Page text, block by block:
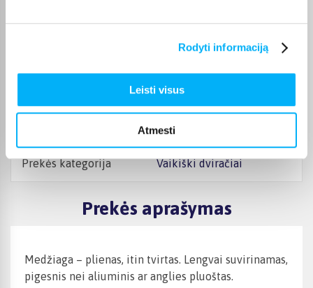
Rodyti informaciją
Leisti visus
Atmesti
Vaikiškas
Mėlyna
11.5
Prekės kategorija Vaikiški dviračiai
Prekės aprašymas
Medžiaga – plienas, itin tvirtas. Lengvai suvirinamas,
pigesnis nei aliuminis ar anglies pluoštas.